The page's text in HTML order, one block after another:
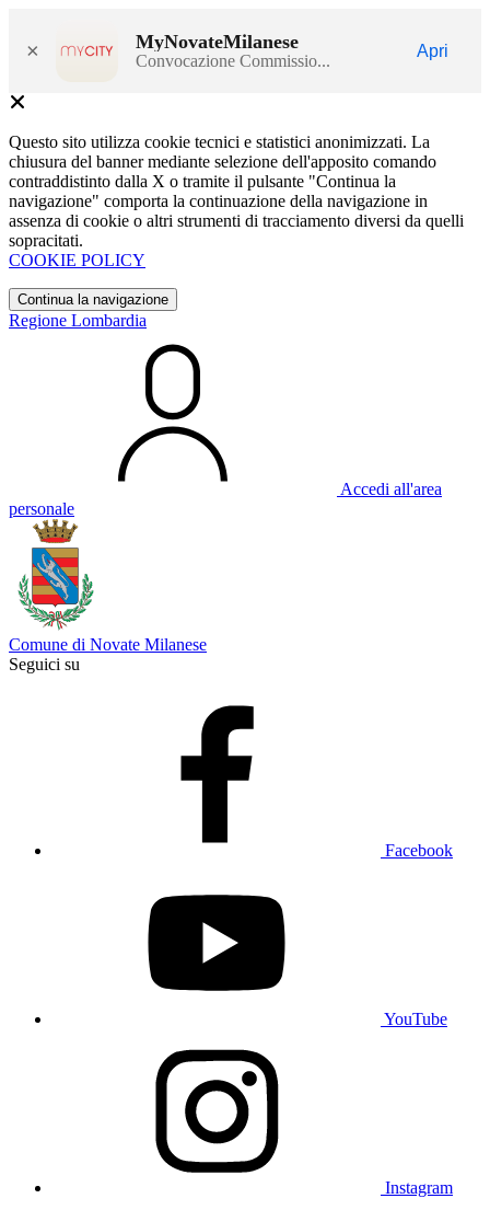
× MyNovateMilanese
Convocazione Commissio...
Apri
Questo sito utilizza cookie tecnici e statistici anonimizzati. La
chiusura del banner mediante selezione dell'apposito comando
contraddistinto dalla X o tramite il pulsante "Continua la
navigazione" comporta la continuazione della navigazione in
assenza di cookie o altri strumenti di tracciamento diversi da quelli
sopracitati.
COOKIE POLICY
Continua la navigazione
Regione Lombardia
Accedi all'area
personale
Comune di Novate Milanese
Seguici su
Facebook
YouTube
Instagram